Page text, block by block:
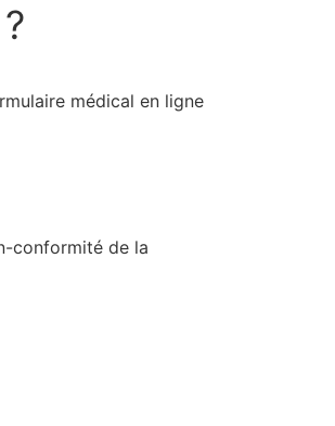
médical en ligne
conformité de la